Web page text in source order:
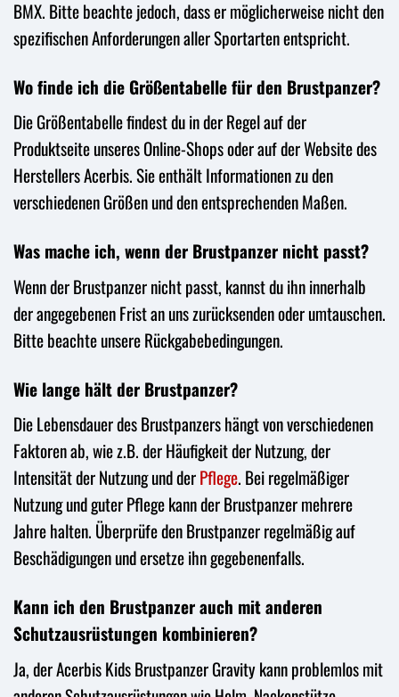
BMX. Bitte beachte jedoch, dass er möglicherweise nicht den
spezifischen Anforderungen aller Sportarten entspricht.
Wo finde ich die Größentabelle für den Brustpanzer?
Die Größentabelle findest du in der Regel auf der
Produktseite unseres Online-Shops oder auf der Website des
Herstellers Acerbis. Sie enthält Informationen zu den
verschiedenen Größen und den entsprechenden Maßen.
Was mache ich, wenn der Brustpanzer nicht passt?
Wenn der Brustpanzer nicht passt, kannst du ihn innerhalb
der angegebenen Frist an uns zurücksenden oder umtauschen.
Bitte beachte unsere Rückgabebedingungen.
Wie lange hält der Brustpanzer?
Die Lebensdauer des Brustpanzers hängt von verschiedenen
Faktoren ab, wie z.B. der Häufigkeit der Nutzung, der
Intensität der Nutzung und derPflege. Bei regelmäßiger
Nutzung und guter Pflege kann der Brustpanzer mehrere
Jahre halten. Überprüfe den Brustpanzer regelmäßig auf
Beschädigungen und ersetze ihn gegebenenfalls.
Kann ich den Brustpanzer auch mit anderen
Schutzausrüstungen kombinieren?
Ja, der Acerbis Kids Brustpanzer Gravity kann problemlos mit